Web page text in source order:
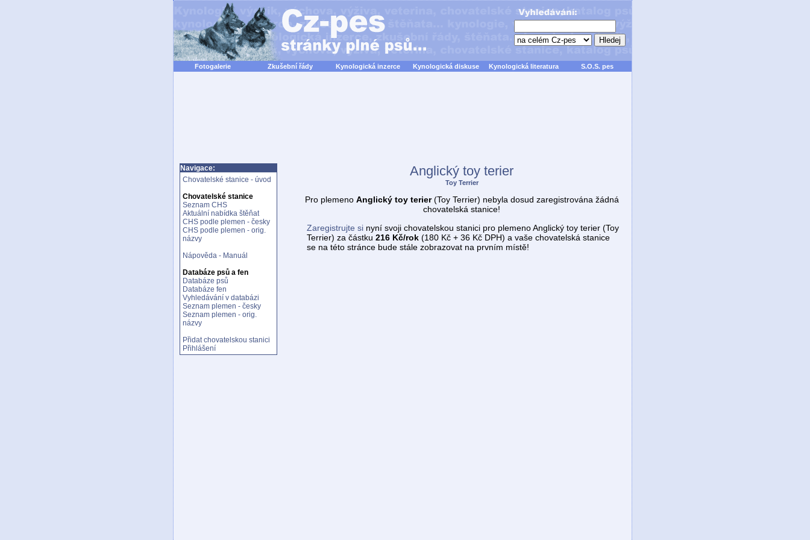
Fotogalerie Zkušební řády Kynologická inzerce Kynologická diskuse Kynologická literatura S.O.S. pes
Navigace:
Chovatelské stanice - úvod
Chovatelské stanice
Seznam CHS
Aktuální nabídka štěňat
CHS podle plemen - česky
CHS podle plemen - orig.
názvy
Nápověda - Manuál
Databáze psů a fen
Databáze psů
Databáze fen
Vyhledávání v databázi
Seznam plemen - česky
Seznam plemen - orig.
názvy
Přidat chovatelskou stanici
Přihlášení
Anglický toy terier
Toy Terrier
Pro plemeno Anglický toy terier(Toy Terrier) nebyla dosud zaregistrována žádná
chovatelská stanice!
Zaregistrujte si nyní svoji chovatelskou stanici pro plemeno Anglický toy terier (Toy
Terrier) za částku 216 Kč/rok (180 Kč + 36 Kč DPH) a vaše chovatelská stanice
se na této stránce bude stále zobrazovat na prvním místě!